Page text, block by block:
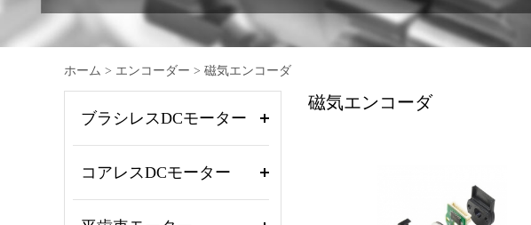
ホーム > エンコーダー > 磁気エンコーダ
ブラシレスDCモーター
コアレスDCモーター
磁気エンコーダ